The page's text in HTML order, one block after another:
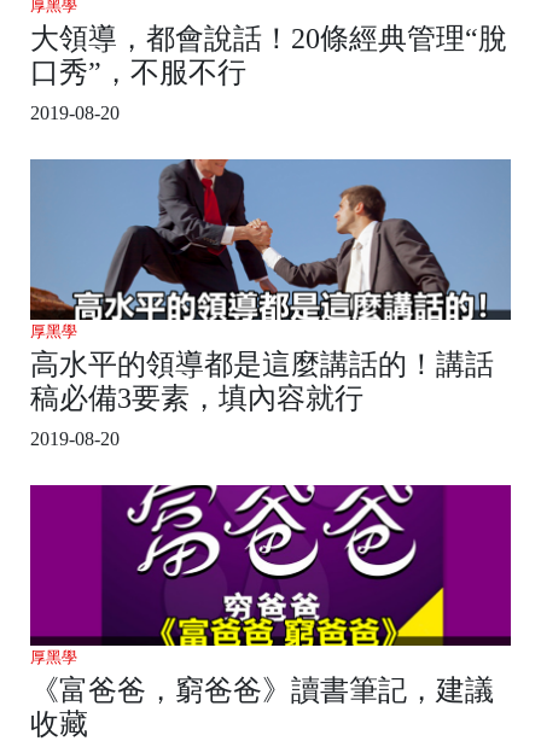
厚黑學
大領導，都會說話！20條經典管理“脫
口秀”，不服不行
2019-08-20
厚黑學
高水平的領導都是這麼講話的！講話
稿必備3要素，填內容就行
2019-08-20
厚黑學
《富爸爸，窮爸爸》讀書筆記，建議
收藏